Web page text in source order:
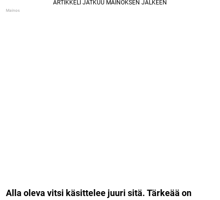
Alla oleva vitsi käsittelee juuri sitä. Tärkeää on